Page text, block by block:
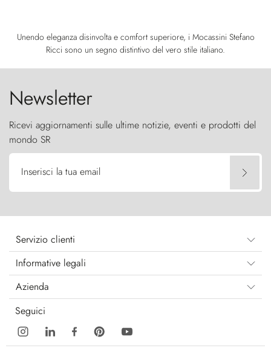
Unendo eleganza disinvolta e comfort superiore, i Mocassini Stefano
Ricci sono un segno distintivo del vero stile italiano.
Newsletter
Ricevi aggiornamenti sulle ultime notizie, eventi e prodotti del
mondo SR
Inserisci la tua email
Servizio clienti
Informative legali
Azienda
Seguici